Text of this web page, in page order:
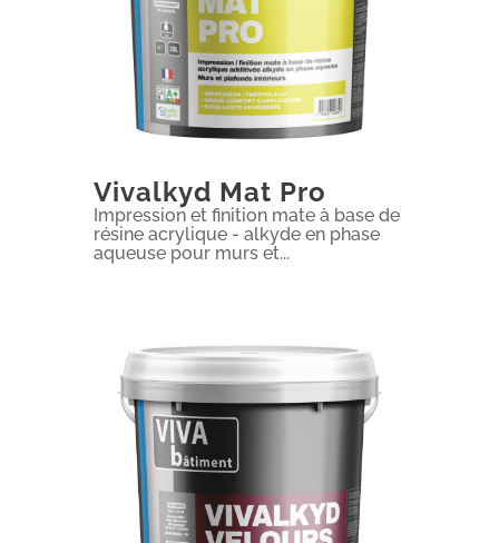
Vivalkyd Mat Pro
Impression et finition mate à base de
résine acrylique - alkyde en phase
aqueuse pour murs et...